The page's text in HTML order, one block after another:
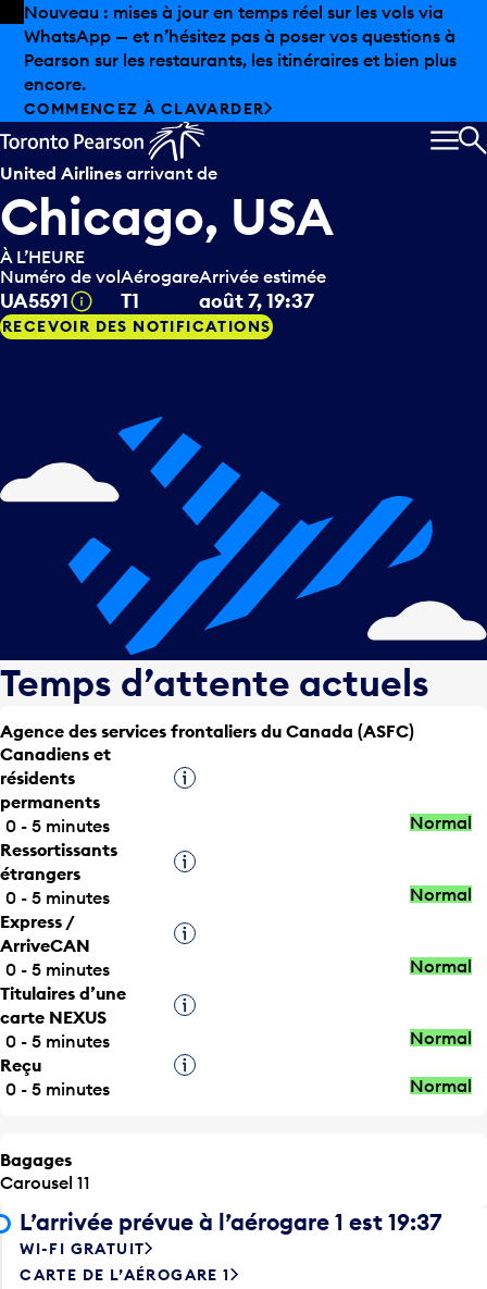
Skip to offers
Passer au contenu principal
Les aubaines estivales sont arrivées chez Pearson.
Magasinage hors taxes, offres gastronomiques et bien
plus encore.
DÉCOUVREZ L’ÉTÉ CHEZ PEARSON
United Airlinesarrivant de
Chicago, USA
À L’HEURE
Numéro de vol
UA5591 Infobulle
Aérogare
T1 août 7, 19:37
RECEVOIR DES NOTIFICATIONS
Temps d’attente actuels
Agence des services frontaliers du Canada (ASFC)
Canadiens et
résidents
permanents
0 - 5 minutes
Ressortissants
étrangers
0 - 5 minutes
Express /
ArriveCAN
0 - 5 minutes
Titulaires d’une
carte NEXUS
0 - 5 minutes
Reçu
0 - 5 minutes
Carousel 11
L’arrivée prévue à l’aérogare 1 est 19:37
WI-FI GRATUIT
CARTE DE L’AÉROGARE 1